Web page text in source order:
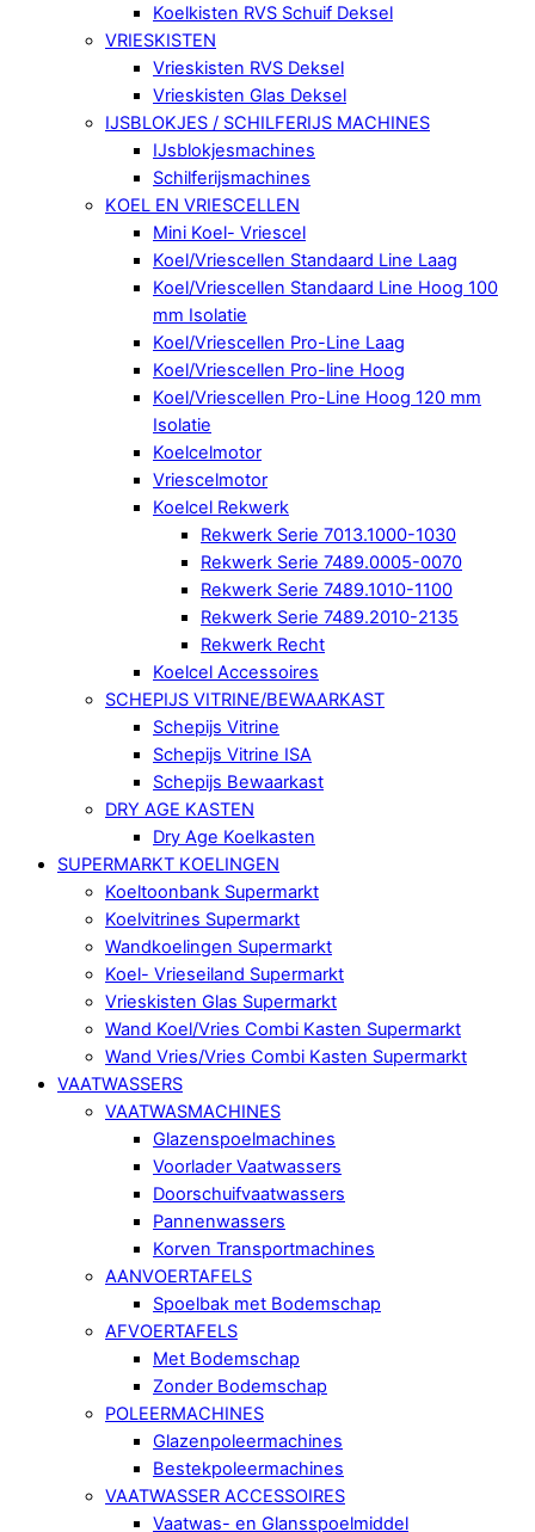
Koelkisten RVS Schuif Deksel
VRIESKISTEN
Vrieskisten RVS Deksel
Vrieskisten Glas Deksel
IJSBLOKJES / SCHILFERIJS MACHINES
IJsblokjesmachines
Schilferijsmachines
KOEL EN VRIESCELLEN
Mini Koel- Vriescel
Koel/Vriescellen Standaard Line Laag
Koel/Vriescellen Standaard Line Hoog 100
mm Isolatie
Koel/Vriescellen Pro-Line Laag
Koel/Vriescellen Pro-line Hoog
Koel/Vriescellen Pro-Line Hoog 120 mm
Isolatie
Koelcelmotor
Vriescelmotor
Koelcel Rekwerk
Rekwerk Serie 7013.1000-1030
Rekwerk Serie 7489.0005-0070
Rekwerk Serie 7489.1010-1100
Rekwerk Serie 7489.2010-2135
Rekwerk Recht
Koelcel Accessoires
SCHEPIJS VITRINE/BEWAARKAST
Schepijs Vitrine
Schepijs Vitrine ISA
Schepijs Bewaarkast
DRY AGE KASTEN
Dry Age Koelkasten
SUPERMARKT KOELINGEN
Koeltoonbank Supermarkt
Koelvitrines Supermarkt
Wandkoelingen Supermarkt
Koel- Vrieseiland Supermarkt
Vrieskisten Glas Supermarkt
Wand Koel/Vries Combi Kasten Supermarkt
Wand Vries/Vries Combi Kasten Supermarkt
VAATWASSERS
VAATWASMACHINES
Glazenspoelmachines
Voorlader Vaatwassers
Doorschuifvaatwassers
Pannenwassers
Korven Transportmachines
AANVOERTAFELS
Spoelbak met Bodemschap
AFVOERTAFELS
Met Bodemschap
Zonder Bodemschap
POLEERMACHINES
Glazenpoleermachines
Bestekpoleermachines
VAATWASSER ACCESSOIRES
Vaatwas- en Glansspoelmiddel